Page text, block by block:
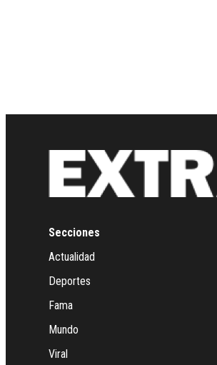
Secciones
Actualidad
Deportes
Fama
Mundo
Viral